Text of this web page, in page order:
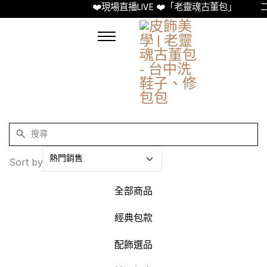
❤️現場直播LIVE ❤️「老靈魂古董包」
Sort by
全部商品
經典包款
配飾選品